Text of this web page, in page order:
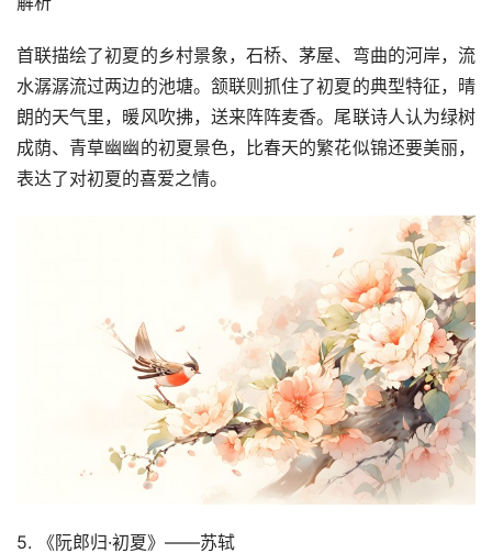
首联描绘了初夏的乡村景象，石桥、茅屋、弯曲的河岸，流
水潺潺流过两边的池塘。颔联则抓住了初夏的典型特征，晴
朗的天气里，暖风吹拂，送来阵阵麦香。尾联诗人认为绿树
成荫、青草幽幽的初夏景色，比春天的繁花似锦还要美丽，
表达了对初夏的喜爱之情。
5. 《阮郎归·初夏》——苏轼